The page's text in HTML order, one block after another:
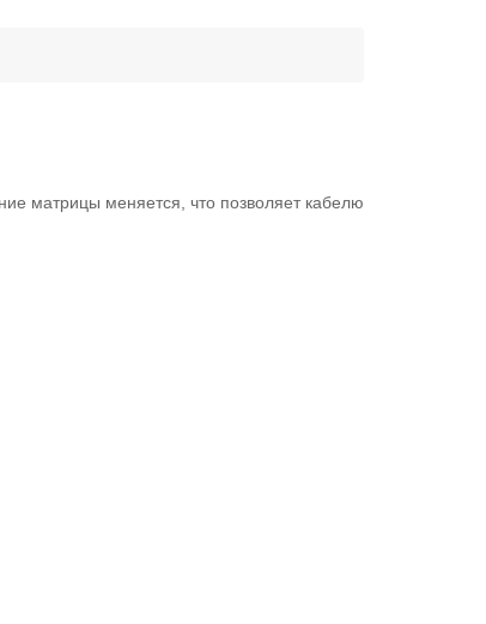
матрицы меняется, что позволяет кабелю